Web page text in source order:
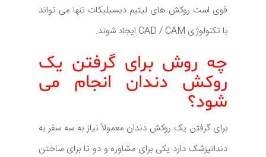
قوی است روکش های لیتیم دیسیلیکات تنها می تواند
با تکنولوژی CAD / CAM ایجاد شوند.
چه روش برای گرفتن یک
روکش دندان انجام می
شود؟
برای گرفتن یک روکش دندان معمولاً نیاز به سه سفر به
دندانپزشک دارد یکی برای مشاوره و دو تا برای ساختن